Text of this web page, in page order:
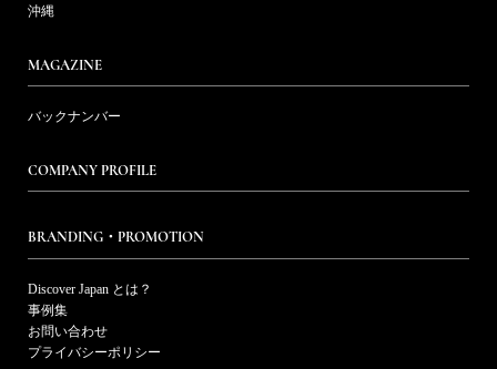
沖縄
MAGAZINE
バックナンバー
COMPANY PROFILE
BRANDING・PROMOTION
Discover Japan とは？
事例集
お問い合わせ
プライバシーポリシー